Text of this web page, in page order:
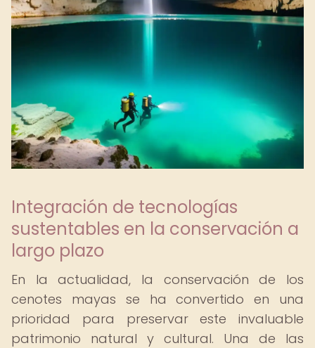
Integración de tecnologías
sustentables en la conservación a
largo plazo
En la actualidad, la conservación de los
cenotes mayas se ha convertido en una
prioridad para preservar este invaluable
patrimonio natural y cultural. Una de las